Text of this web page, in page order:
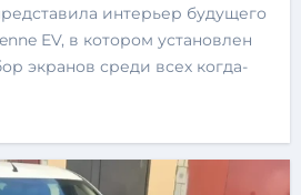
EV, в котором установлен
экранов среди всех когда-